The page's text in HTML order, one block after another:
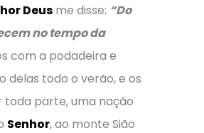
Deus me disse: “Do
no tempo da
com a podadeira e
delas todo o verão, e os
parte, uma nação
Senhor, ao monte Sião